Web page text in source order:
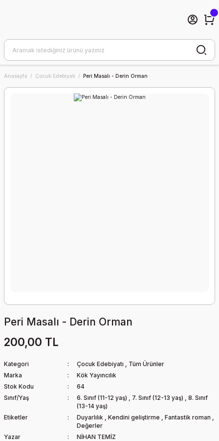
Anasayfa Çocuk Edebiyatı Peri Masalı - Derin Orman
Peri Masalı - Derin Orman
200,00 TL
Kategori Çocuk Edebiyatı , Tüm Ürünler
Marka
Kök Yayıncılık
Stok Kodu
64
Sınıf/Yaş
6. Sınıf (11-12 yaş) , 7. Sınıf (12-13 yaş) , 8. Sınıf
(13-14 yaş)
Etiketler
Duyarlılık , Kendini geliştirme , Fantastik roman ,
Değerler
Yazar
NİHAN TEMİZ